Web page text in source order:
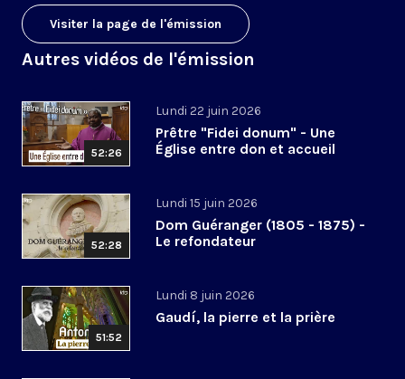
Visiter la page de l'émission
Autres vidéos de l'émission
52:26
Lundi 22 juin 2026
Prêtre "Fidei donum" - Une
Église entre don et accueil
52:28
Lundi 15 juin 2026
Dom Guéranger (1805 - 1875) -
Le refondateur
51:52
Lundi 8 juin 2026
Gaudí, la pierre et la prière